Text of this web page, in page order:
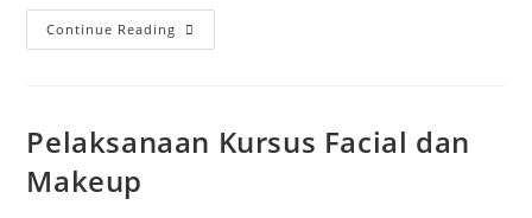
Continue Reading
Cakrawala
Digital
Pelaksanaan Kursus Facial dan
Makeup